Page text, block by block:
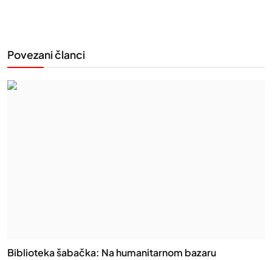
Povezani članci
Biblioteka šabačka: Na humanitarnom bazaru